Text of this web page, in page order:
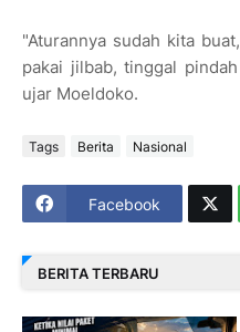
"Aturannya sudah kita
pakai jilbab, tinggal
ujar Moeldoko.
Tags Berita Nasional
Facebook
BERITA TERBARU